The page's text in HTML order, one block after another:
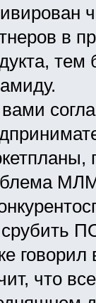
в
срубить
говорил
что